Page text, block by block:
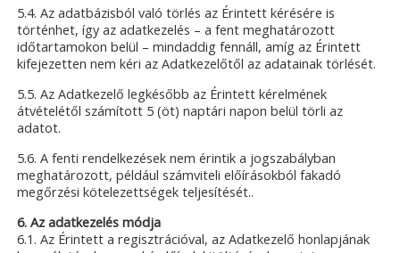
5.4. Az adatbázisból való törlés az Érintett kérésére is
történhet, így az adatkezelés – a fent meghatározott
időtartamokon belül – mindaddig fennáll, amíg az Érintett
kifejezetten nem kéri az Adatkezelőtől az adatainak törlését.
5.5. Az Adatkezelő legkésőbb az Érintett kérelmének
átvételétől számított 5 (öt) naptári napon belül törli az
adatot.
5.6. A fenti rendelkezések nem érintik a jogszabályban
meghatározott, például számviteli előírásokból fakadó
megőrzési kötelezettségek teljesítését..
6. Az adatkezelés módja
6.1. Az Érintett a regisztrációval, az Adatkezelő honlapjának